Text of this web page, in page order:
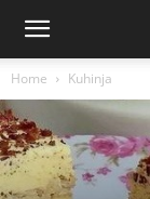
Home Kuhinja